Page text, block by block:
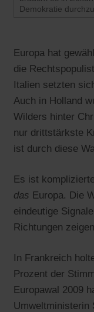
Demokratie
Europa hat
die
Italien setzten
Auch in Holland
Wilders hinter
nur drittstärkste
ist durch diese
Es ist
das Europa. Die
eindeutige
Richtungen
In Frankreich
Prozent der
Europawal 2009
Umweltministerin